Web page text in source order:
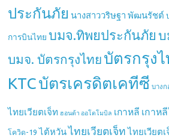
ประกันภัย นางสาววริษฐา พัฒนรัชต์
การบินไทย บมจ.ทิพยประกันภัย บ
บมจ. บัตรกรุงไทย บัตรกรุง
KTCบัตรเครดิตเคทีซี บางก
ไทยเวียตเจ็ท ฮอนด้า ออโตโมบิล เกาหลี เกาห
โควิด-19 ไต้หวัน ไทยเวียตเจ็ท ไทยเวียต